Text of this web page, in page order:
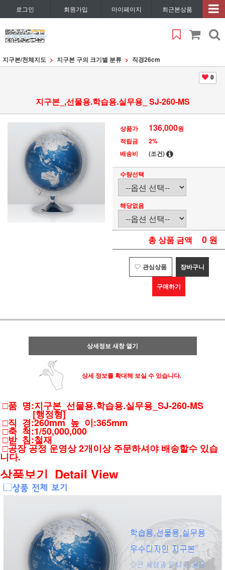
로그인 회원가입 마이페이지 최근본상품
지구본/천체지도 지구본 구의 크기별 분류 직경26cm
0
지구본_,선물용.학습용.실무용_ SJ-260-MS
상품가 136,000원
적립금
2%
배송비
(조건)
수량선택
해당없음
총 상품 금액 0 원
관심상품 장바구니
구매하기
상세정보 새창 열기
상세 정보를 확대해 보실 수 있습니다.
□품 명:지구본_선물용.학습용.실무용_SJ-260-MS
[행정형]
□직 경:260mm 높 이:365mm
□축 척:1/50,000,000
□받 침:철재
□공장 공정 운영상 2개이상 주문하셔야 배송할수 있습
니다.
상품보기_Detail View